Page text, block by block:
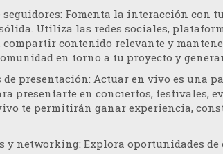
: Fomenta la interacción con
Utiliza las redes sociales,
contenido relevante y
en torno a tu proyecto y
presentación: Actuar en vivo es una
presentarte en conciertos, festivales,
te permitirán ganar experiencia,
y networking: Explora oportunidades